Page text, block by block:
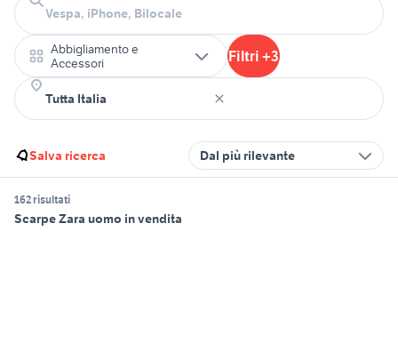
Abbigliamento e
Accessori
Filtri +3
Salva ricerca Dal più rilevante
162 risultati
Scarpe Zara uomo in vendita